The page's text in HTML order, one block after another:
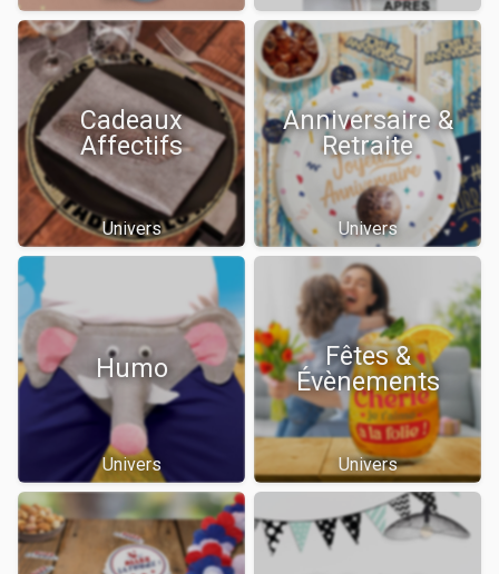
Cadeaux
Affectifs
Univers
Anniversaire &
Retraite
Univers
Humo
Univers
Fêtes &
Évènements
Univers